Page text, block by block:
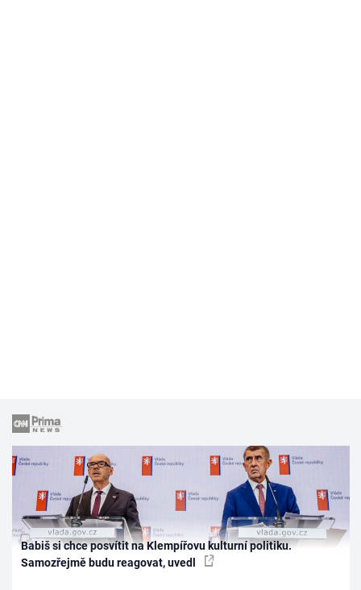
Babiš si chce posvítit na Klempířovu kulturní politiku.
Samozřejmě budu reagovat, uvedl